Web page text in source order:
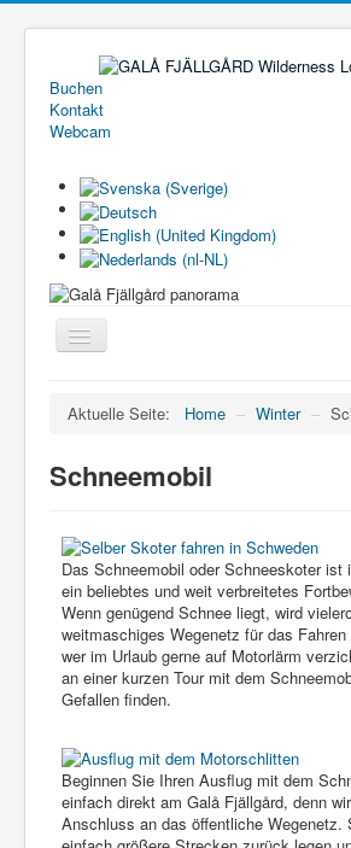
Buchen
Kontakt
Webcam
Toggle
Navigation
Camping
Sommer
Winter
Service & FAQ
Galerie
Aktuelle Seite: Home – Winter –
Schneemobil
Das Schneemobil oder Schneeskoter ist
ein beliebtes und weit verbreitetes
Wenn genügend Schnee liegt, wird
weitmaschiges Wegenetz für das
wer im Urlaub gerne auf Motorlärm
an einer kurzen Tour mit dem
Gefallen finden.
Beginnen Sie Ihren Ausflug mit dem
einfach direkt am Galå Fjällgård, denn
Anschluss an das öffentliche Wegenetz.